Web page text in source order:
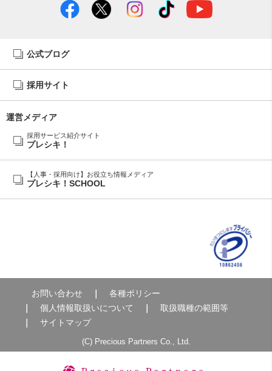
公式ブログ
採用サイト
運営メディア
採用サービス紹介サイト
プレシキ！
【人事・採用向け】お役立ち情報メディア
プレシキ！SCHOOL
お問い合わせ
各種ポリシー
個人情報取扱いについて
取扱職種の範囲等
サイトマップ
(C) Precious Partners Co., Ltd.